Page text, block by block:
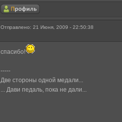
Отправлено: 21 Июня, 2009 - 22:50:38
cпасибо!
-----
Две стороны одной медали...
... Дави педаль, пока не дали...